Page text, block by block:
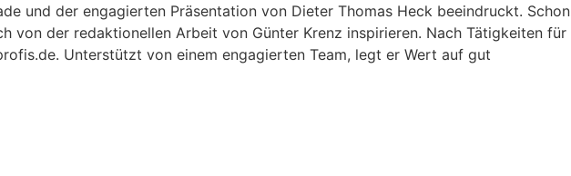
und der engagierten Präsentation von Dieter Thomas Heck beeindruckt. Schon
von der redaktionellen Arbeit von Günter Krenz inspirieren. Nach Tätigkeiten für
Unterstützt von einem engagierten Team, legt er Wert auf gut